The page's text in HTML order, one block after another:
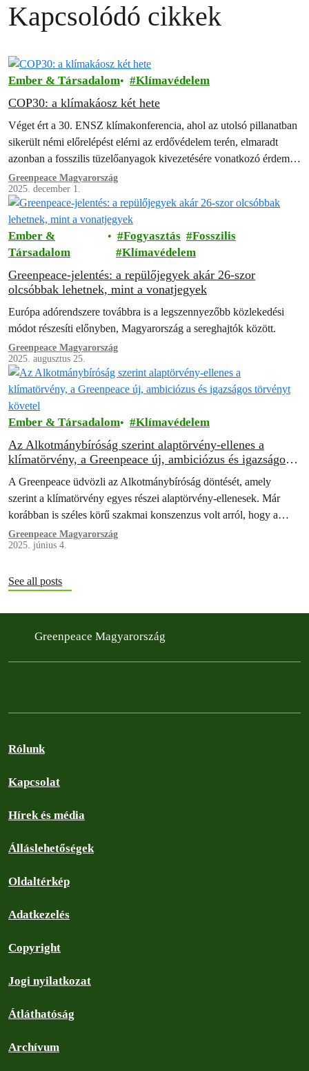
Kapcsolódó cikkek
Ember & Társadalom Klímavédelem
COP30: a klímakáosz két hete
Véget ért a 30. ENSZ klímakonferencia, ahol az utolsó pillanatban
sikerült némi előrelépést elérni az erdővédelem terén, elmaradt
azonban a fosszilis tüzelőanyagok kivezetésére vonatkozó érdemi
megállapodás.
Greenpeace Magyarország
2025. december 1.
Ember &
Társadalom
Fogyasztás
Fosszilis
Klímavédelem
Greenpeace-jelentés: a repülőjegyek akár 26-szor
olcsóbbak lehetnek, mint a vonatjegyek
Európa adórendszere továbbra is a legszennyezőbb közlekedési
módot részesíti előnyben, Magyarország a sereghajtók között.
Greenpeace Magyarország
2025. augusztus 25.
Ember & Társadalom Klímavédelem
Az Alkotmánybíróság szerint alaptörvény-ellenes a
klímatörvény, a Greenpeace új, ambiciózus és igazságos
A Greenpeace üdvözli az Alkotmánybíróság döntését, amely
szerint a klímatörvény egyes részei alaptörvény-ellenesek. Már
korábban is széles körű szakmai konszenzus volt arról, hogy a
2020-as magyar klímatörvény alkalmatlan arra, hogy megfelelő
válaszokat adjon a klímaválság kihívásaira.
Greenpeace Magyarország
2025. június 4.
See all posts
Greenpeace Magyarország
Rólunk
Kapcsolat
Hírek és média
Álláslehetőségek
Oldaltérkép
Adatkezelés
Copyright
Jogi nyilatkozat
Átláthatóság
Archívum